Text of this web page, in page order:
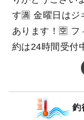
す🈵 金曜日はジ
あります！🈳 フ
約は24時間受付
釣